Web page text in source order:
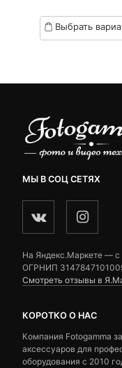
based
on
Выбрать
МЫ В СОЦ СЕТЯХ
На Яндекс.Маркете — c
ОГРНИП
Смотреть отзывы в
КОРОТКО О НАС
Компания Fotogamma
аксессуаров для
оборудования с 2010